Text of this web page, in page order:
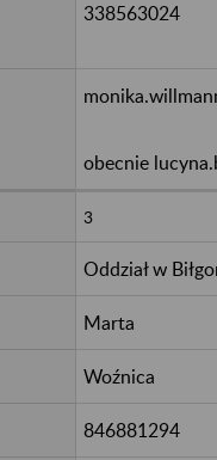
338563024
obecnie
3
Oddział w
Marta
Woźnica
846881294